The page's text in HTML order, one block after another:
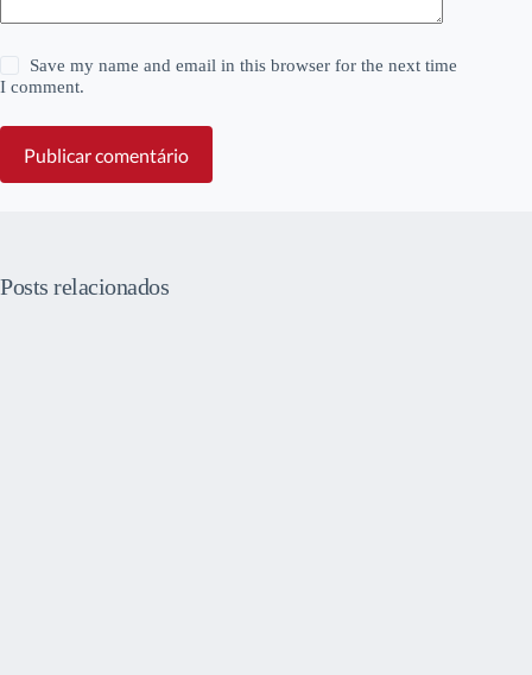
Save my name and email in this browser for the next time
I comment.
Publicar comentário
Posts relacionados